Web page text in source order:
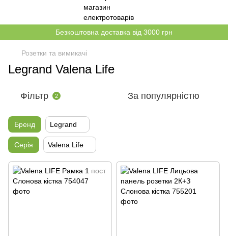
Безкоштовна доставка від 3000 грн
Розетки та вимикачі
Legrand Valena Life
Фільтр 2 За популярністю
Бренд Legrand
Серія Valena Life